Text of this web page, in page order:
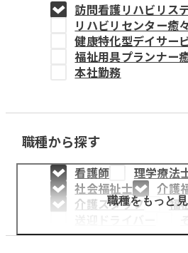
教育事業
姫路中央こども園
姫路中央保育園
採用情報
医療・介護事業
募集職種
訪問看護リハビリス
リハビリセンター癒々
健康特化型デイサー
福祉用具プランナー
本社勤務
職種から探す
看護師 理学療法
社会福祉士
介護
介護スタッフ
福
職種をもっと